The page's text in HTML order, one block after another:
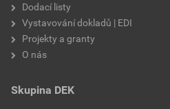
Dodací listy
Vystavování dokladů | EDI
Projekty a granty
O nás
Skupina DEK